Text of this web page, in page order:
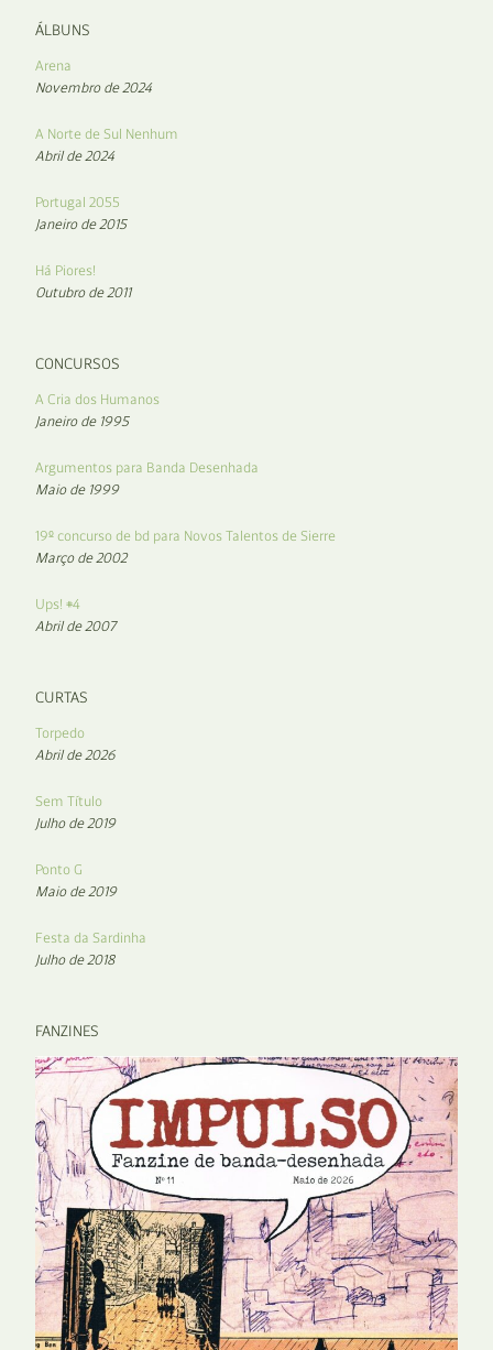
ÁLBUNS
Arena
Novembro de 2024
A Norte de Sul Nenhum
Abril de 2024
Portugal 2055
Janeiro de 2015
Há Piores!
Outubro de 2011
CONCURSOS
A Cria dos Humanos
Janeiro de 1995
Argumentos para Banda Desenhada
Maio de 1999
19º concurso de bd para Novos Talentos de Sierre
Março de 2002
Ups! #4
Abril de 2007
CURTAS
Torpedo
Abril de 2026
Sem Título
Julho de 2019
Ponto G
Maio de 2019
Festa da Sardinha
Julho de 2018
FANZINES